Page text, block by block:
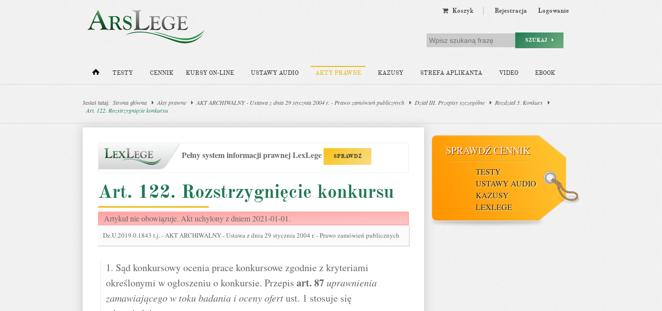
Koszyk Rejestracja Logowanie
SZUKAJ
TESTY CENNIK KURSY ON-LINE USTAWY AUDIO AKTY PRAWNE KAZUSY STREFA APLIKANTA VIDEO EBOOK
Jesteś tutaj: Strona główna Akty prawne AKT ARCHIWALNY - Ustawa z dnia 29 stycznia 2004 r. - Prawo zamówień publicznych Dział III. Przepisy szczególne
Rozdział 3. Konkurs
Art. 122. Rozstrzygnięcie konkursu
Pełny system informacji prawnej LexLege SPRAWDŹ
Art. 122. Rozstrzygnięcie konkursu
Artykuł nie obowiązuje. Akt uchylony z dniem 2021-01-01.
Dz.U.2019.0.1843 t.j.-AKT ARCHIWALNY - Ustawa z dnia 29 stycznia 2004 r. - Prawo zamówień publicznych
1. Sąd konkursowy ocenia prace konkursowe zgodnie z kryteriami
określonymi w ogłoszeniu o konkursie. Przepis art. 87 uprawnienia
zamawiającego w toku badania i oceny ofertust. 1 stosuje się
SPRAWDŹ CENNIK
TESTY
USTAWY AUDIO
KAZUSY
LEXLEGE